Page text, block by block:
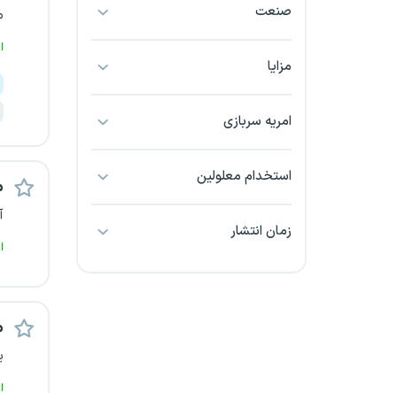
بجنورد
خراسان جنوبی
صنعت
مزایا
امریه سربازی
استخدام معلولین
زمان انتشار